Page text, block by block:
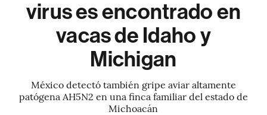
virus es encontrado en
vacas de Idaho y
Michigan
México detectó también gripe aviar altamente
patógena AH5N2 en una finca familiar del estado de
Michoacán